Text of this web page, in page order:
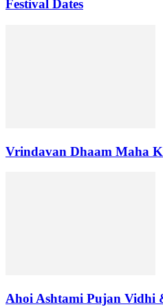
Festival Dates
Vrindavan Dhaam Maha
Ahoi Ashtami Pujan